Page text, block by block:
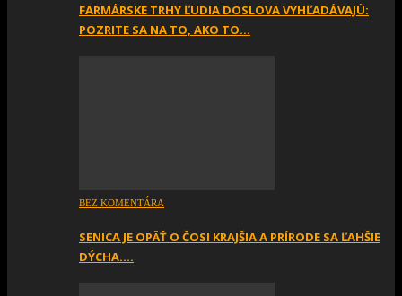
FARMÁRSKE TRHY ĽUDIA DOSLOVA VYHĽADÁVAJÚ:
POZRITE SA NA TO, AKO TO…
BEZ KOMENTÁRA
SENICA JE OPÄŤ O ČOSI KRAJŠIA A PRÍRODE SA ĽAHŠIE
DÝCHA….